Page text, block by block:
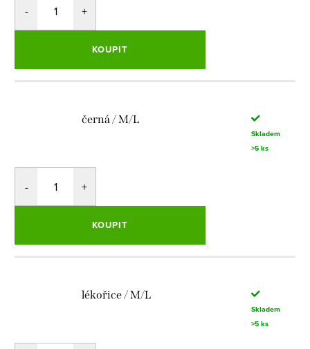
KOUPIT
černá / M/L
Skladem
>5 ks
KOUPIT
lékořice / M/L
Skladem
>5 ks